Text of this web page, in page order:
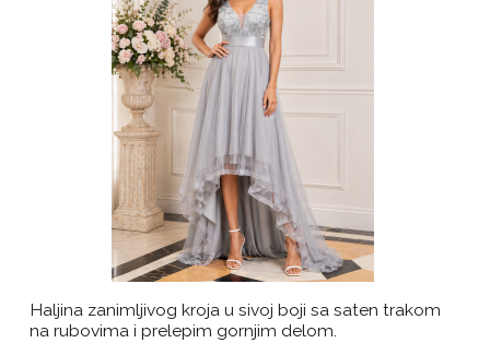
Haljina zanimljivog kroja u sivoj boji sa saten trakom
na rubovima i prelepim gornjim delom.